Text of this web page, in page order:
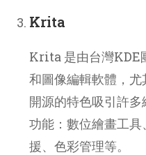
Krita
Krita 是由台灣KDE
和圖像編輯軟體，尤
開源的特色吸引許多
功能：數位繪畫工
援、色彩管理等。